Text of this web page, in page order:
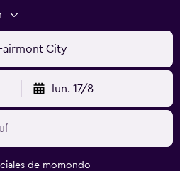
City
lun. 17/8
de momondo